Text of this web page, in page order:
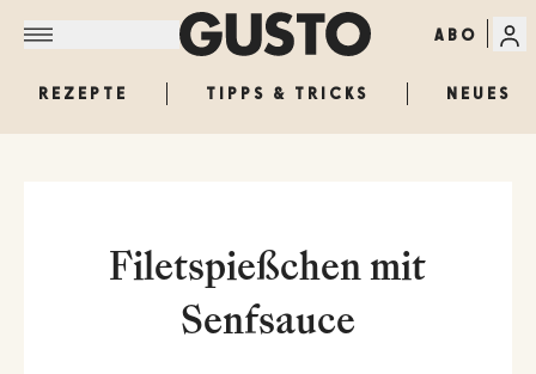
ABO
REZEPTE TIPPS & TRICKS NEUES
Filetspießchen mit
Senfsauce